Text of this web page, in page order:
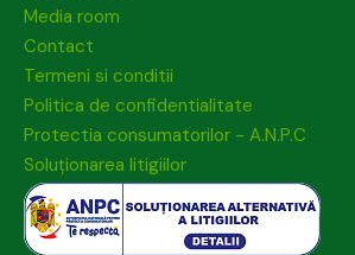
Media room
Contact
Termeni si conditii
Politica de confidentialitate
Protectia consumatorilor - A.N.P.C
Soluționarea litigiilor